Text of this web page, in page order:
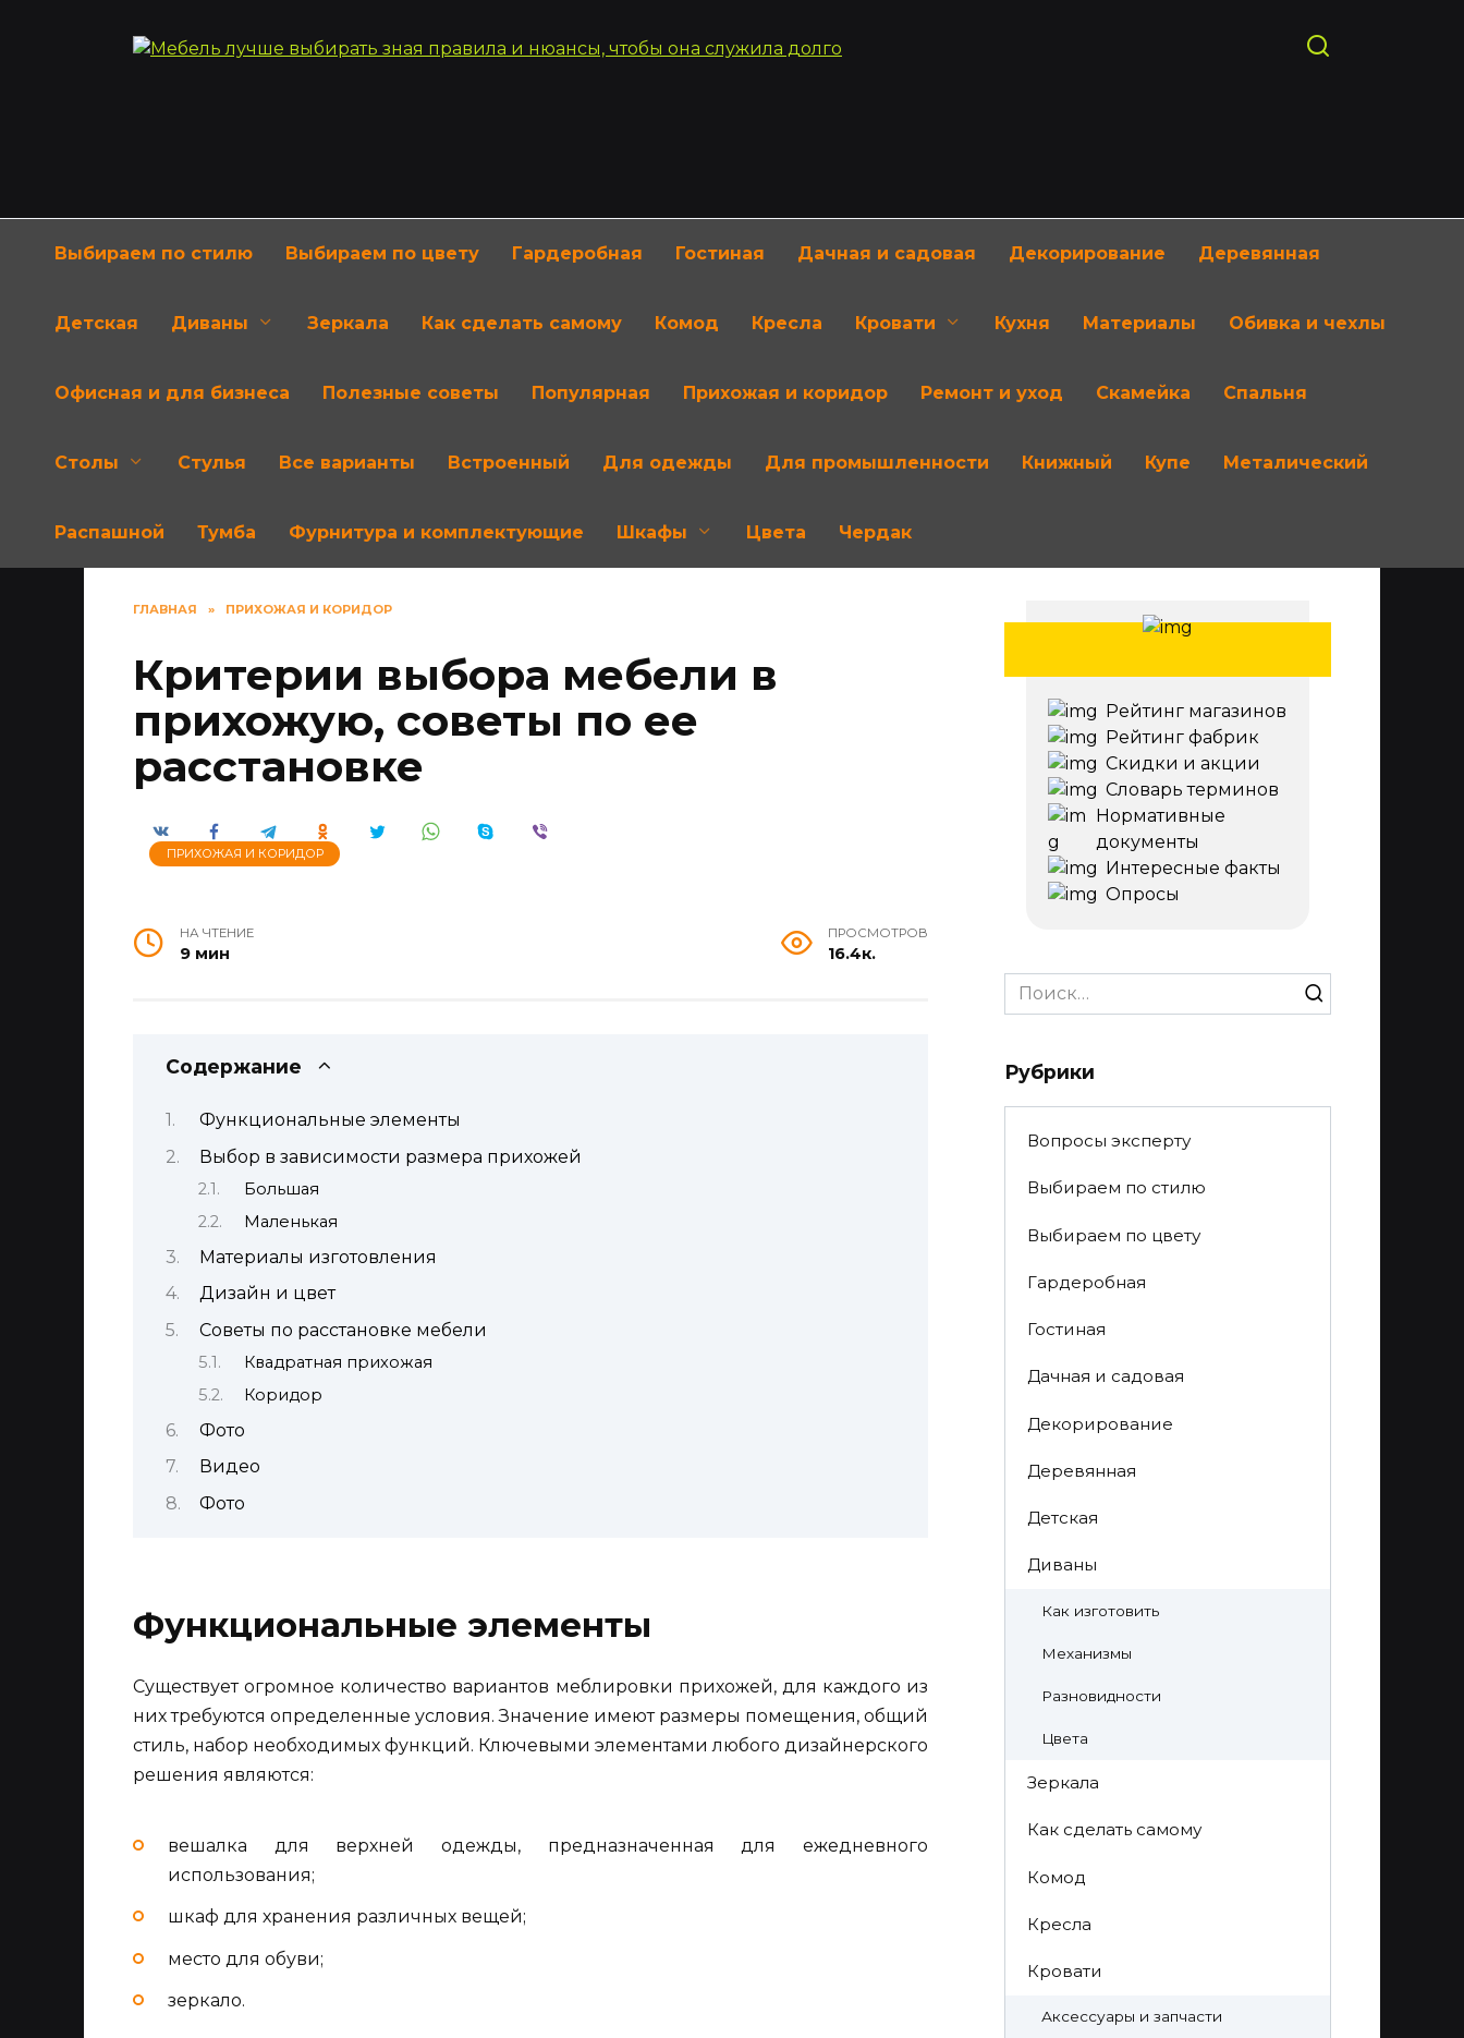
Выбираем по стилю Выбираем по цвету Гардеробная Гостиная Дачная и садовая Декорирование Деревянная
Детская Диваны Зеркала Как сделать самому Комод Кресла Кровати Кухня Материалы Обивка и чехлы
Офисная и для бизнеса Полезные советы Популярная Прихожая и коридор Ремонт и уход Скамейка Спальня
Столы Стулья Все варианты Встроенный Для одежды Для промышленности Книжный Купе Металический
Распашной Тумба Фурнитура и комплектующие Шкафы Цвета Чердак
ГЛАВНАЯ » ПРИХОЖАЯ И КОРИДОР
Критерии выбора мебели в
прихожую, советы по ее
расстановке
ПРИХОЖАЯ И КОРИДОР
НА ЧТЕНИЕ
9 мин
ПРОСМОТРОВ
16.4к.
Содержание
Функциональные элементы
Выбор в зависимости размера прихожей
Большая
Маленькая
Материалы изготовления
Дизайн и цвет
Советы по расстановке мебели
Квадратная прихожая
Коридор
Фото
Видео
Фото
Функциональные элементы
Существует огромное количество вариантов меблировки прихожей, для каждого из
них требуются определенные условия. Значение имеют размеры помещения, общий
стиль, набор необходимых функций. Ключевыми элементами любого дизайнерского
решения являются:
вешалка для верхней одежды, предназначенная для ежедневного
использования;
шкаф для хранения различных вещей;
место для обуви;
зеркало.
Рейтинг магазинов
Рейтинг фабрик
Скидки и акции
Словарь терминов
Нормативные
документы
Интересные факты
Опросы
Search
for:
Рубрики
Вопросы эксперту
Выбираем по стилю
Выбираем по цвету
Гардеробная
Гостиная
Дачная и садовая
Декорирование
Деревянная
Детская
Диваны
Как изготовить
Механизмы
Разновидности
Цвета
Зеркала
Как сделать самому
Комод
Кресла
Кровати
Аксессуары и запчасти